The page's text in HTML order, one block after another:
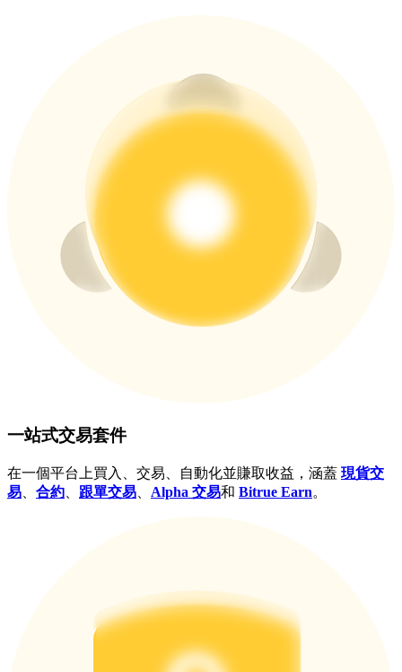
抽獎衝榜 · 贏33,333 USDT
USDT 新手理財 10% APR
USDT活期理財、無鎖定期
新用戶專享 BTC 6.5% APR
BTC 活期理財、無鎖定期
一站式交易套件
在一個平台上買入、交易、自動化並賺取收益，涵蓋 現貨交
易
合約 跟單交易 Alpha 交易和 Bitrue Earn。